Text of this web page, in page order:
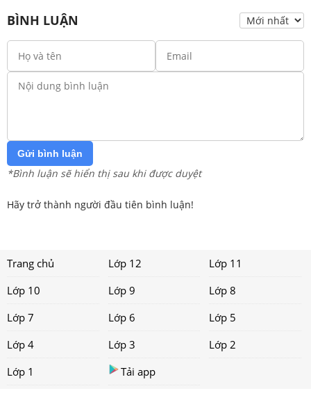
BÌNH LUẬN
Gửi bình luận
*Bình luận sẽ hiển thị sau khi được duyệt
Hãy trở thành người đầu tiên bình luận!
Trang chủ Lớp 12
Lớp 11
Lớp 10
Lớp 9
Lớp 8
Lớp 7
Lớp 6
Lớp 5
Lớp 4
Lớp 3
Lớp 2
Lớp 1
Tải app